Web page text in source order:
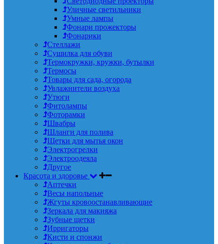
Уличные светильники
Умные лампы
Фонари прожекторы
Фонарики
Стеллажи
Сушилка для обуви
Термокружки, кружки, бутылки
Термосы
Товары для сада, огорода
Увлажнители воздуха
Утюги
Фитолампы
Фоторамки
Швабры
Шланги для полива
Щетки для мытья окон
Электрогрелки
Электроодеяла
Другое
Красота и здоровье
Аптечки
Весы напольные
Жгуты кровоостанавливающие
Зеркала для макияжа
Зубные щетки
Ирригаторы
Кисти и спонжи